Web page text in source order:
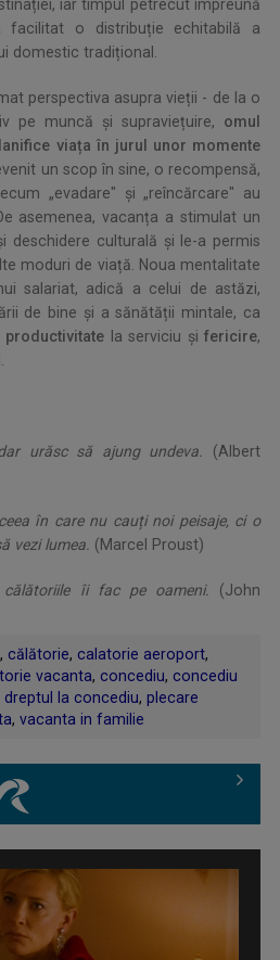
iar timpul petrecut împreună
o distribuție echitabilă a
domestic tradițional.
perspectiva asupra vieții - de la o
pe muncă și supraviețuire, omul
viața în jurul unor momente
un scop în sine, o recompensă,
„evadare" și „reîncărcare" au
asemenea, vacanța a stimulat un
deschidere culturală și le-a permis
moduri de viață. Noua mentalitate
salariat, adică a celui de astăzi,
de bine și a sănătății mintale, ca
productivitate la serviciu șifericire,
urăsc să ajung undeva.
(Albert
în care nu cauți noi peisaje, ci o
vezi lumea. (Marcel Proust)
îi fac pe oameni. (John
, călătorie, calatorie aeroport,
vacanta, concediu, concediu
dreptul la concediu, plecare
, vacanta in familie